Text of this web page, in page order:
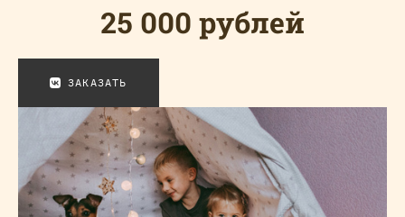
25 000 рублей
ЗАКАЗАТЬ